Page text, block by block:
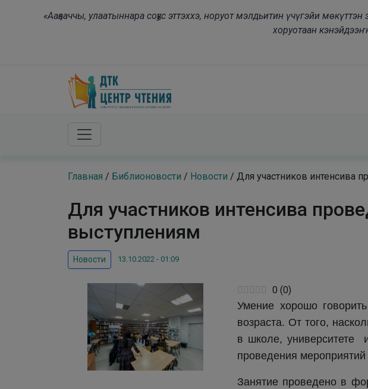
«Ааҕааччы, улаатыннара соҕус эттэххэ, норуот мэлдьитин үчүгэйи
хоруотаан
Главная / Библионовости / Новости / Для участников интенсива
Для участников интенсива
выступлениям
Новости 13.10.2022 - 01:09
0 (0)
Умение хорошо
возраста. От того,
в школе, университете
проведения
Занятие проведено в